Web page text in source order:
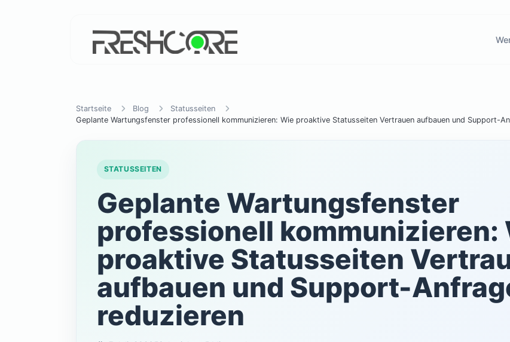
Startseite Blog
Statusseiten
Geplante Wartungsfenster professionell kommunizieren: Wie proaktive Statusseiten Vertrauen aufbauen und Support-
STATUSSEITEN
Geplante Wartungsfenster
professionell kommunizieren:
proaktive Statusseiten
aufbauen und Support-
reduzieren